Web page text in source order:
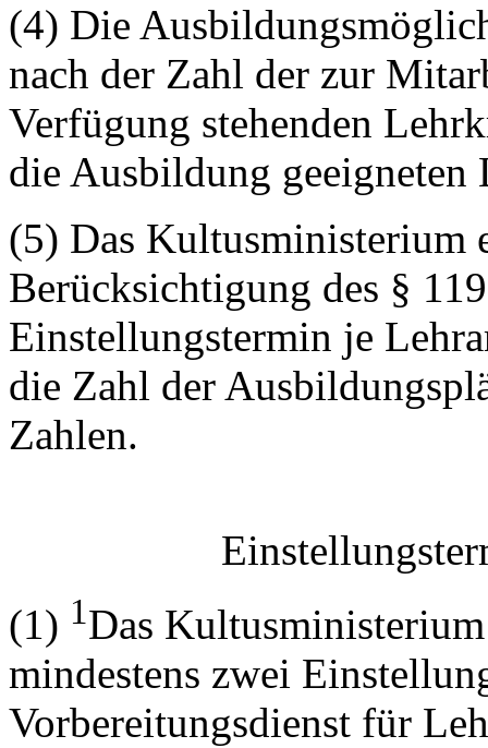
(4) Die
nach der Zahl der zur
Verfügung stehenden
die Ausbildung geeigneten
(5) Das Kultusministerium
Berücksichtigung des §
Einstellungstermin je
die Zahl der
Zahlen.
(1) 1Das
mindestens zwei
Vorbereitungsdienst für